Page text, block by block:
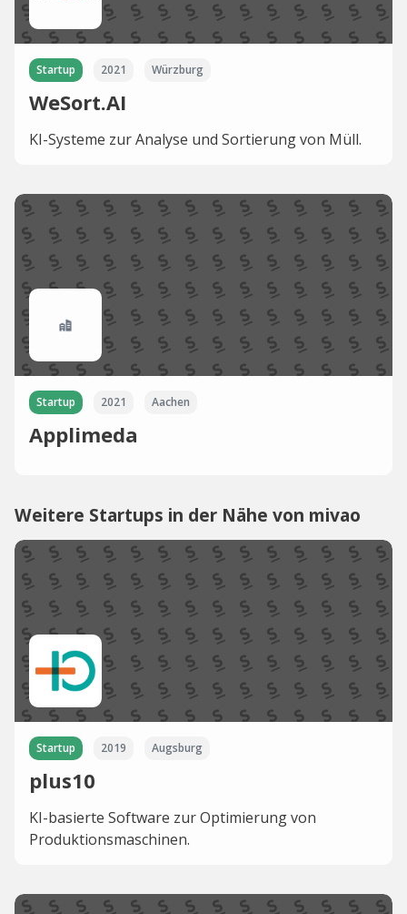
Startup 2021 Würzburg
WeSort.AI
KI-Systeme zur Analyse und Sortierung von Müll.
Startup 2021 Aachen
Applimeda
Weitere Startups in der Nähe von mivao
Startup 2019 Augsburg
plus10
KI-basierte Software zur Optimierung von
Produktionsmaschinen.